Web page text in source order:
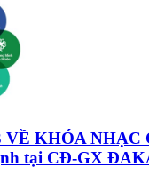
VỀ KHÓA NHẠC
tại CĐ-GX